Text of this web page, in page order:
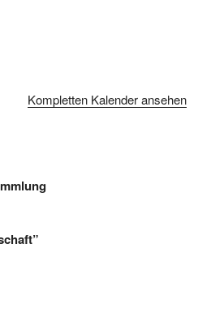
Kompletten Kalender ansehen